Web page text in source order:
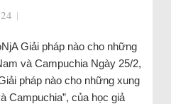
|
Giải pháp nào cho những
và Campuchia Ngày 25/2,
pháp nào cho những xung
Campuchia”, của học giả